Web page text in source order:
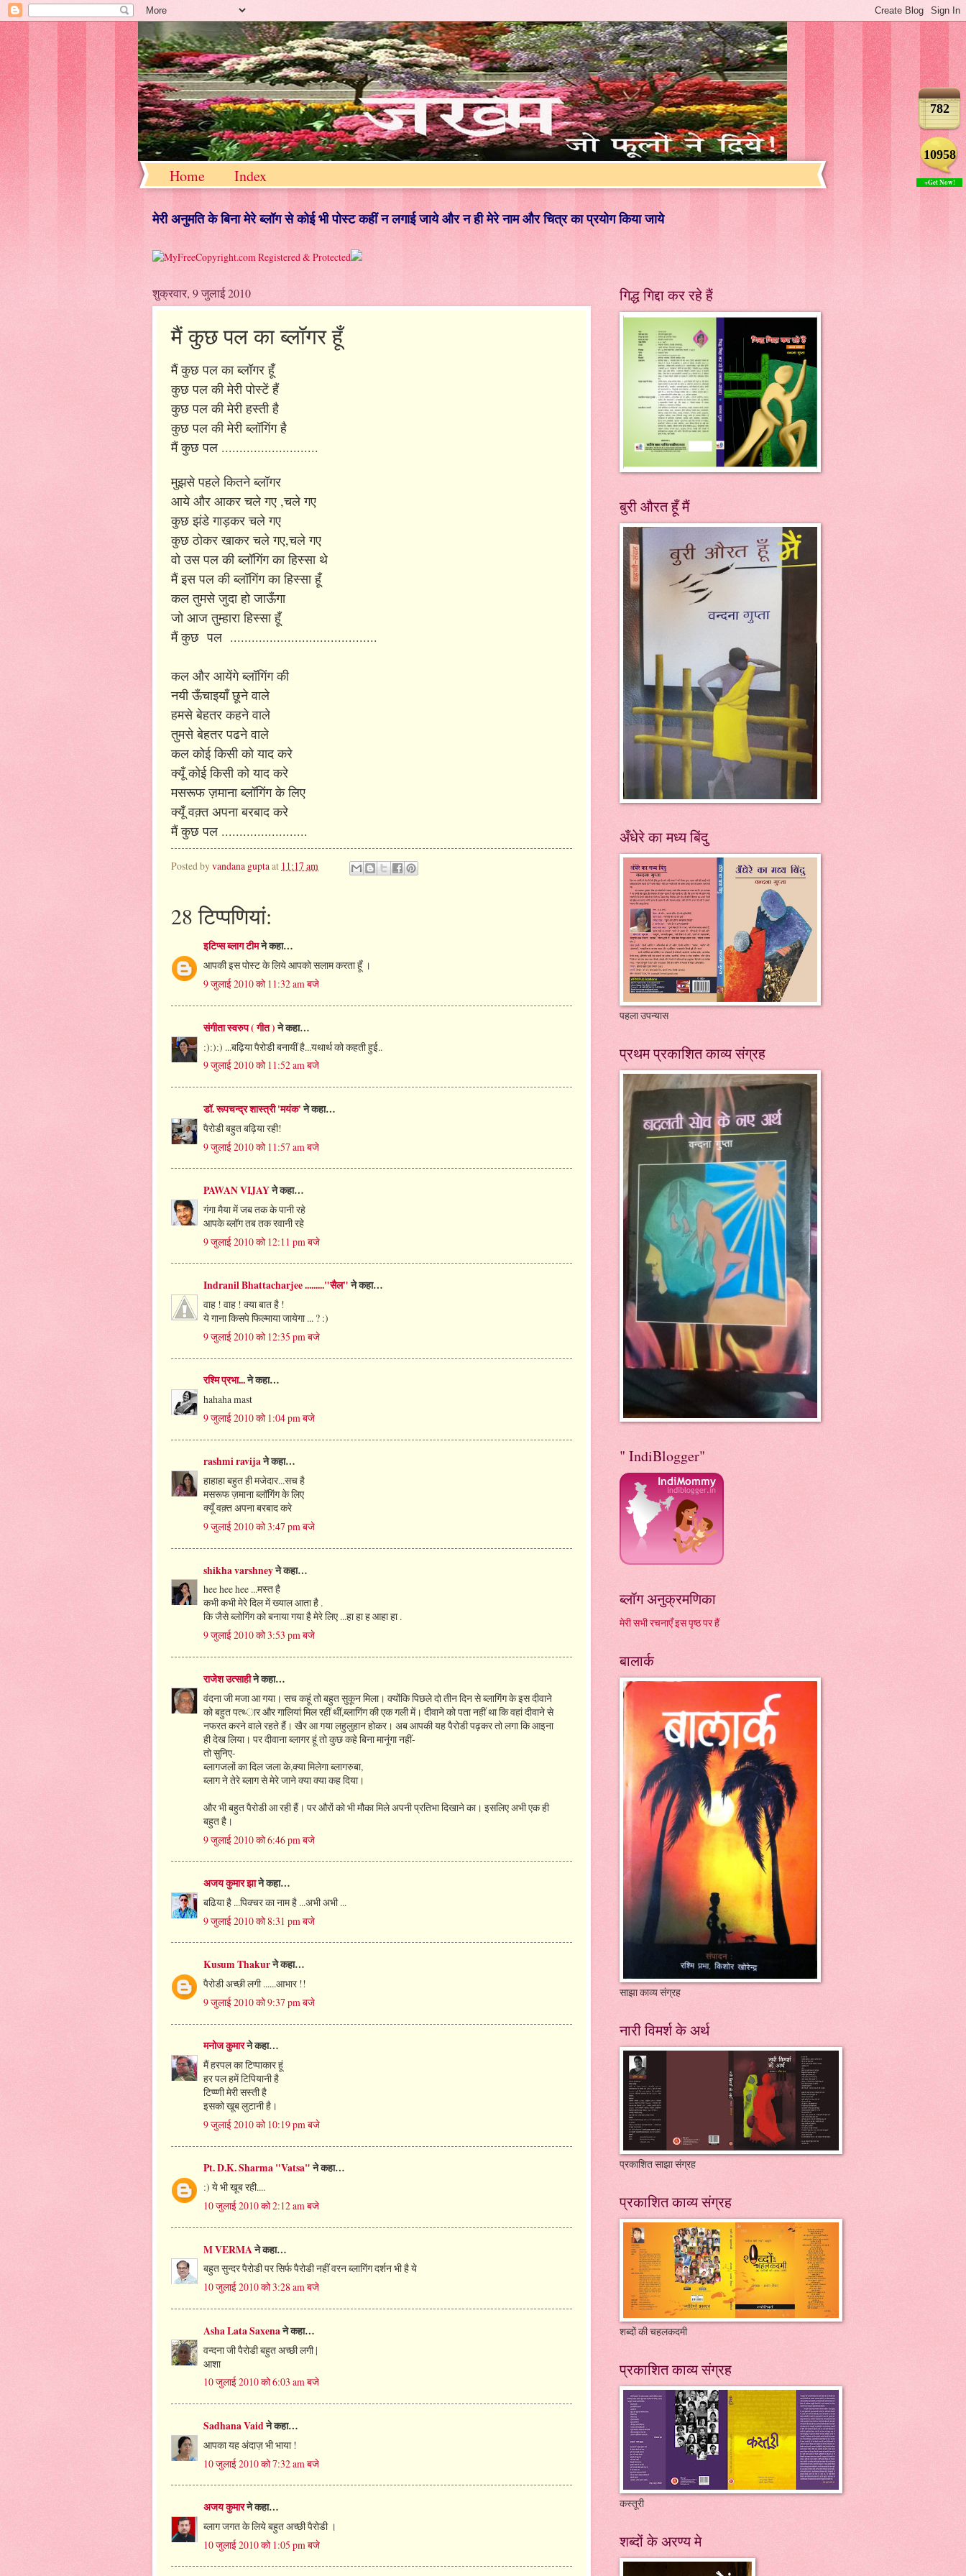
Home Index
मेरी अनुमति के बिना मेरे ब्लॉग से कोई भी पोस्ट कहीं न लगाई जाये और न ही मेरे नाम और चित्र का प्रयोग किया जाये
शुक्रवार, 9 जुलाई 2010
मैं कुछ पल का ब्लॉगर हूँ
मैं कुछ पल का ब्लॉगर हूँ
कुछ पल की मेरी पोस्टें हैं
कुछ पल की मेरी हस्ती है
कुछ पल की मेरी ब्लॉगिंग है
मैं कुछ पल ...........................
मुझसे पहले कितने ब्लॉगर
आये और आकर चले गए ,चले गए
कुछ झंडे गाड़कर चले गए
कुछ ठोकर खाकर चले गए,चले गए
वो उस पल की ब्लॉगिंग का हिस्सा थे
मैं इस पल की ब्लॉगिंग का हिस्सा हूँ
कल तुमसे जुदा हो जाऊँगा
जो आज तुम्हारा हिस्सा हूँ
मैं कुछ पल .........................................
कल और आयेंगे ब्लॉगिंग की
नयी ऊँचाइयाँ छूने वाले
हमसे बेहतर कहने वाले
तुमसे बेहतर पढने वाले
कल कोई किसी को याद करे
क्यूँ कोई किसी को याद करे
मसरूफ ज़माना ब्लॉगिंग के लिए
क्यूँ वक़्त अपना बरबाद करे
मैं कुछ पल ........................
Posted byvandana guptaat 11:17 am
28 टिप्‍पणियां:
इटिप्स ब्लाग टीमने कहा…
आपकी इस पोस्ट के लिये आपको सलाम करता हूँ ।
9 जुलाई 2010 को 11:32 am बजे
संगीता स्वरुप ( गीत )ने कहा…
:):):) ...बढ़िया पैरोडी बनायीं है...यथार्थ को कहती हुई..
9 जुलाई 2010 को 11:52 am बजे
डॉ. रूपचन्द्र शास्त्री 'मयंक'ने कहा…
पैरोडी बहुत बढ़िया रही!
9 जुलाई 2010 को 11:57 am बजे
PAWAN VIJAYने कहा…
गंगा मैया में जब तक के पानी रहे
आपके ब्लॉग तब तक रवानी रहे
9 जुलाई 2010 को 12:11 pm बजे
Indranil Bhattacharjee ........."सैल"ने कहा…
वाह ! वाह ! क्या बात है !
ये गाना किसपे फिल्माया जायेगा ... ? :)
9 जुलाई 2010 को 12:35 pm बजे
रश्मि प्रभा...ने कहा…
hahaha mast
9 जुलाई 2010 को 1:04 pm बजे
rashmi ravijaने कहा…
हाहाहा बहुत ही मजेदार...सच है
मसरूफ ज़माना ब्लॉगिंग के लिए
क्यूँ वक़्त अपना बरबाद करे
9 जुलाई 2010 को 3:47 pm बजे
shikha varshneyने कहा…
hee hee hee ...मस्त है
कभी कभी मेरे दिल में ख्याल आता है .
कि जैसे ब्लोगिंग को बनाया गया है मेरे लिए ...हा हा ह आहा हा .
9 जुलाई 2010 को 3:53 pm बजे
राजेश उत्‍साहीने कहा…
वंदना जी मजा आ गया। सच कहूं तो बहुत सुकून मिला। क्‍योंकि पिछले दो तीन दिन से ब्‍लागिंग के इस दीवाने
को बहुत पत्‍थ्‍ार और गालियां मिल रहीं थीं,ब्‍लागिंग की एक गली में। दीवाने को पता नहीं था कि वहां दीवाने से
नफरत करने वाले रहते हैं। खैर आ गया लहुलुहान होकर। अब आपकी यह पैरोडी पढ़कर तो लगा कि आइना
ही देख लिया। पर दीवाना ब्‍लागर हूं तो कुछ कहे बिना मानूंगा नहीं-
तो सुनिए-
ब्‍लागजलों का दिल जला के,क्‍या मिलेगा ब्‍लागरुबा,
ब्‍लाग ने तेरे ब्‍लाग से मेरे जाने क्‍या क्‍या कह दिया।
और भी बहुत पैरोडी आ रही हैं। पर औरों को भी मौका मिले अपनी प्रतिभा दिखाने का। इसलिए अभी एक ही
बहुत है।
9 जुलाई 2010 को 6:46 pm बजे
अजय कुमार झाने कहा…
बढिया है ...पिक्चर का नाम है ...अभी अभी ...
9 जुलाई 2010 को 8:31 pm बजे
Kusum Thakurने कहा…
पैरोडी अच्छी लगी ......आभार !!
9 जुलाई 2010 को 9:37 pm बजे
मनोज कुमारने कहा…
मैं हरपल का टिप्पाकार हूं
हर पल हमें टिपियानी है
टिप्प्णी मेरी सस्ती है
इसको खूब लुटानी है।
9 जुलाई 2010 को 10:19 pm बजे
Pt. D.K. Sharma "Vatsa"ने कहा…
:) ये भी खूब रही....
10 जुलाई 2010 को 2:12 am बजे
M VERMAने कहा…
बहुत सुन्दर पैरोडी पर सिर्फ पैरोडी नहीं वरन ब्लागिंग दर्शन भी है ये
10 जुलाई 2010 को 3:28 am बजे
Asha Lata Saxenaने कहा…
वन्दना जी पैरोडी बहुत अच्छी लगी |
आशा
10 जुलाई 2010 को 6:03 am बजे
Sadhana Vaidने कहा…
आपका यह अंदाज़ भी भाया !
10 जुलाई 2010 को 7:32 am बजे
अजय कुमारने कहा…
ब्लाग जगत के लिये बहुत अच्छी पैरोडी ।
10 जुलाई 2010 को 1:05 pm बजे
गिद्ध गिद्दा कर रहे हैं
बुरी औरत हूँ मैं
अँधेरे का मध्य बिंदु
पहला उपन्यास
प्रथम प्रकाशित काव्य संग्रह
" IndiBlogger"
ब्लॉग अनुक्रमणिका
मेरी सभी रचनाएँ इस पृष्ठ पर हैं
बालार्क
साझा काव्य संग्रह
नारी विमर्श के अर्थ
प्रकाशित साझा संग्रह
प्रकाशित काव्य संग्रह
शब्दों की चहलकदमी
प्रकाशित काव्य संग्रह
कस्तूरी
शब्दों के अरण्य मे
782
10958
+Get Now!